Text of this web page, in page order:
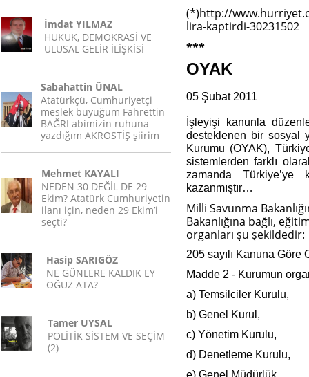
İmdat YILMAZ
HUKUK, DEMOKRASİ VE
ULUSAL GELİR İLİŞKİSİ
Sabahattin ÜNAL
Atatürkçü, Cumhuriyetçi
meslek büyüğüm Fahrettin
BAĞRI abimizin ruhuna
yazdığım AKROSTİŞ şiirim
Mehmet KAYALI
NEDEN 30 DEĞİL DE 29
Ekim? Atatürk Cumhuriyetin
ilanı için, neden 29 Ekim’i
seçti?
Hasip SARIGÖZ
NE GÜNLERE KALDIK EY
OĞUZ ATA?
Tamer UYSAL
POLİTİK SİSTEM VE SEÇİM
(2)
(*)http://
lira-kaptirdi-30231502
***
OYAK
05 Şubat 2011
İşleyişi kanunla
desteklenen bir sosyal
Kurumu (OYAK),
sistemlerden farklı
zamanda
kazanmıştır…
Milli Savunma
Bakanlığına bağlı,
organları şu şekildedir:
205 sayılı Kanuna Göre
Madde 2 - Kurumun
a) Temsilciler Kurulu,
b) Genel Kurul,
c) Yönetim Kurulu,
d) Denetleme Kurulu,
e) Genel Müdürlük